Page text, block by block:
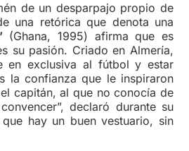
de un desparpajo propio de
una retórica que denota una
(Ghana, 1995) afirma que es
su pasión. Criado en Almería,
en exclusiva al fútbol y estar
la confianza que le inspiraron
capitán, al que no conocía de
declaró durante su
hay un buen vestuario, sin